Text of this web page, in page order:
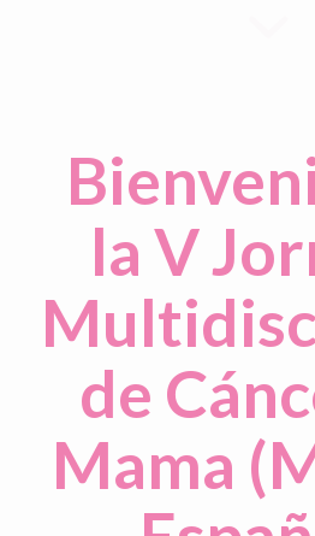
la V
de
Mama